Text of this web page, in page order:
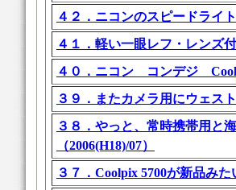
４２．ニコンのスピードライ
４１．軽い一眼レフ・レンズ
４０．ニコン コンデジ
３９．またカメラ用にウェス
３８．やっと、常時携帯用と
（2006(H18)/07）
３７．Coolpix 5700が新品み